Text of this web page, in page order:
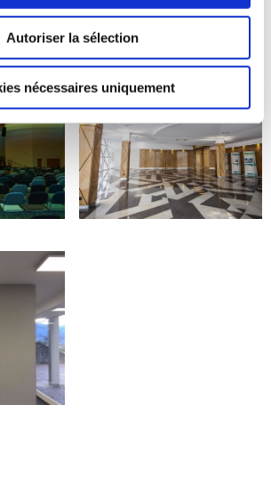
Autoriser la sélection
nécessaires uniquement